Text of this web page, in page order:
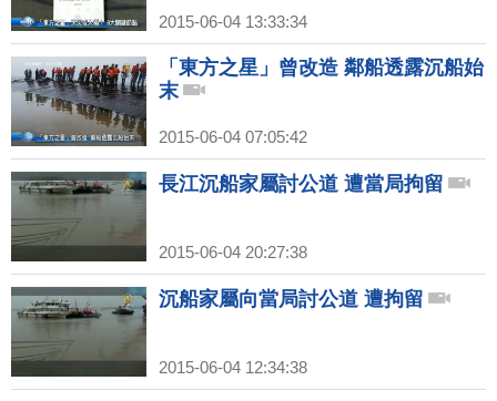
2015-06-04 13:33:34
「東方之星」曾改造 鄰船透露沉船始
末
2015-06-04 07:05:42
長江沉船家屬討公道 遭當局拘留
2015-06-04 20:27:38
沉船家屬向當局討公道 遭拘留
2015-06-04 12:34:38